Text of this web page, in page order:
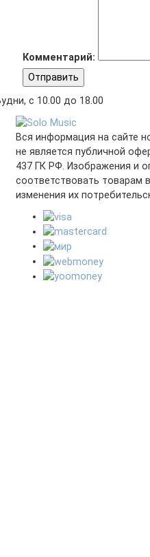
Комментарий:
Отправить
с 10.00 до 18.00
Вся информация на сайте
не является публичной
437 ГК РФ. Изображения и
соответствовать товарам
изменения их